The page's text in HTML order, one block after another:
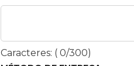
Caracteres: ( 0/300)